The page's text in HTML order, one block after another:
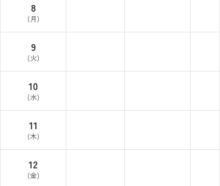
8
(月)
9
(火)
10
(水)
11
(木)
12
(金)